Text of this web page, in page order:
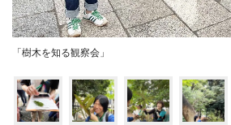
「樹木を知る観察会」